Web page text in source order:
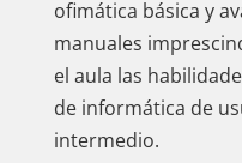
ofimática básica y
manuales
el aula las
de informática de
intermedio.